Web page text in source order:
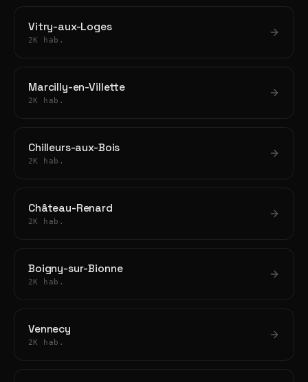
Vitry-aux-Loges
2K hab.
Marcilly-en-Villette
2K hab.
Chilleurs-aux-Bois
2K hab.
Château-Renard
2K hab.
Boigny-sur-Bionne
2K hab.
Vennecy
2K hab.